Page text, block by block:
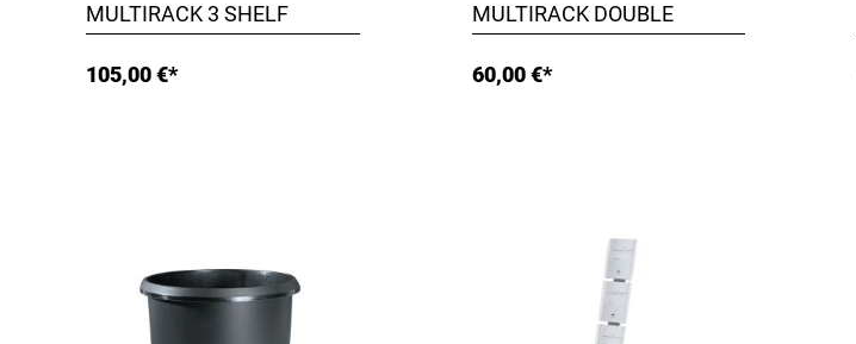
MULTIRACK 3 SHELF
105,00 €*
MULTIRACK DOUBLE
60,00 €*